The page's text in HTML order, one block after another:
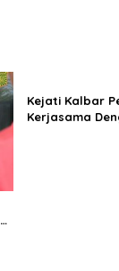
Kejati Kalbar
Kerjasama